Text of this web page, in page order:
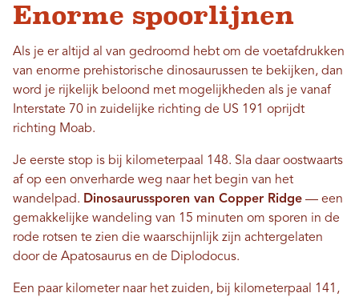
Enorme spoorlijnen
Als je er altijd al van gedroomd hebt om de voetafdrukken
van enorme prehistorische dinosaurussen te bekijken, dan
word je rijkelijk beloond met mogelijkheden als je vanaf
Interstate 70 in zuidelijke richting de US 191 oprijdt
richting Moab.
Je eerste stop is bij kilometerpaal 148. Sla daar oostwaarts
af op een onverharde weg naar het begin van het
wandelpad. Dinosaurussporen van Copper Ridge — een
gemakkelijke wandeling van 15 minuten om sporen in de
rode rotsen te zien die waarschijnlijk zijn achtergelaten
door de Apatosaurus en de Diplodocus.
Een paar kilometer naar het zuiden, bij kilometerpaal 141,